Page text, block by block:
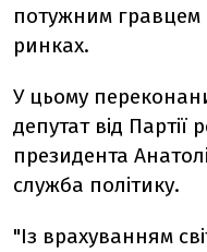
потужним гравцем
ринках.
У цьому
депутат від Партії
президента
служба політику.
"Із врахуванням